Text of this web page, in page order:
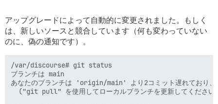
アップグレードによって自動的に変更されました。もしく
は、新しいソースと競合しています（何も変わっていない
のに、偽の通知です）。
/var/discourse# git status
ブランチは main
あなたのブランチは 'origin/main' より2コミット遅れており、
("git pull" を使用してローカルブランチを更新してください